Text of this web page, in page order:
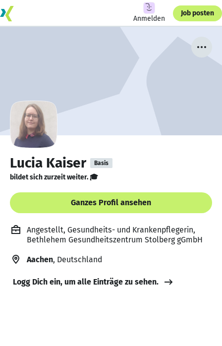
Anmelden
Job posten
Lucia Kaiser Basis
bildet sich zurzeit weiter. 🎓
Ganzes Profil ansehen
Angestellt, Gesundheits- und Krankenpflegerin,
Bethlehem Gesundheitszentrum Stolberg gGmbH
Aachen, Deutschland
Logg Dich ein, um alle Einträge zu sehen.